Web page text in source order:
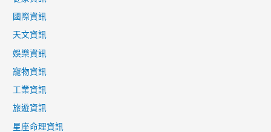
國際資訊
天文資訊
娛樂資訊
寵物資訊
工業資訊
旅遊資訊
星座命理資訊